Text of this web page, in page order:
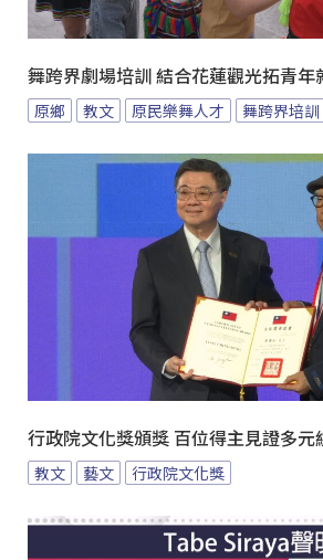
舞跨界劇場培訓 結合花蓮觀光拓青年
原鄉 教文 原民樂舞人才 舞跨界培訓
行政院文化獎頒獎 百位得主見證多元
教文 藝文 行政院文化獎